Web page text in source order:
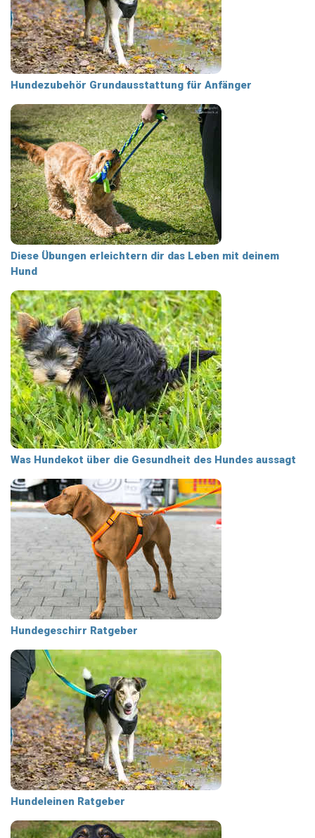
Hundezubehör Grundausstattung für Anfänger
Diese Übungen erleichtern dir das Leben mit deinem
Hund
Was Hundekot über die Gesundheit des Hundes aussagt
Hundegeschirr Ratgeber
Hundeleinen Ratgeber